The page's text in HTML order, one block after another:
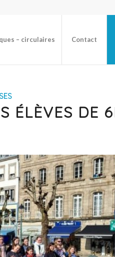
– circulaires Contact
ÉLÈVES DE